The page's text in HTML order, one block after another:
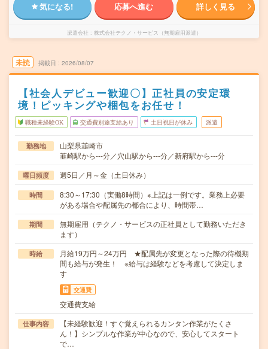
気になる! 応募へ進む 詳しく見る
派遣会社 株式会社テクノ・サービス（無期雇用派遣）
未読 掲載日 2026/08/07
【社会人デビュー歓迎〇】正社員の安定環
境！ピッキングや梱包をお任せ！
職種未経験OK 交通費別途支給あり 土日祝日が休み 派遣
勤務地
山梨県韮崎市
韮崎駅から---分／穴山駅から---分／新府駅から---分
曜日頻度 週5日／月～金（土日休み）
時間
8:30～17:30（実働8時間）※上記は一例です。業務上必要
がある場合や配属先の都合により、時間帯…
期間
無期雇用（テクノ・サービスの正社員として勤務いただき
ます）
時給
月給19万円～24万円 ★配属先が変更となった際の待機期
間も給与が発生！ ※給与は経験などを考慮して決定しま
す
交通費
交通費支給
仕事内容
【未経験歓迎！すぐ覚えられるカンタン作業がたくさ
ん！】シンプルな作業が中心なので、安心してスタート
で…